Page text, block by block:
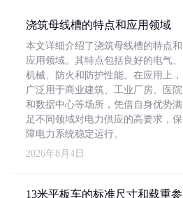
浇筑母线槽的特点和应用领域
本文详细介绍了浇筑母线槽的特点和
应用领域。其特点包括良好的电气、
机械、防火和防护性能。在应用上，
广泛用于商业建筑、工业厂房、医院
和数据中心等场所，凭借自身优势满
足不同领域对电力供应的高要求，保
障电力系统稳定运行。
2026年8月4日
13米平板车的标准尺寸和载重参